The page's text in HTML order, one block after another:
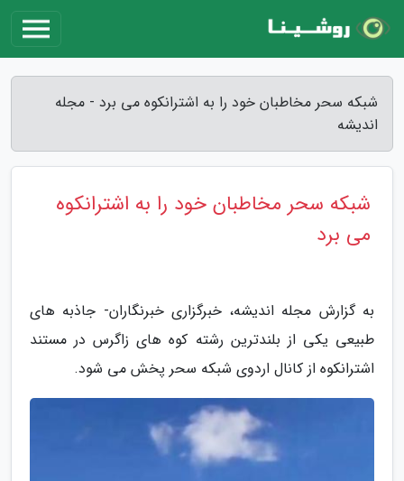
شبکه سحر مخاطبان خود را به اشترانکوه می برد - مجله
اندیشه
شبکه سحر مخاطبان خود را به اشترانکوه
می برد
به گزارش مجله اندیشه، خبرگزاری خبرنگاران- جاذبه های
طبیعی یکی از بلندترین رشته کوه های زاگرس در مستند
اشترانکوه از کانال اردوی شبکه سحر پخش می شود.